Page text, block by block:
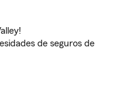
de seguros de